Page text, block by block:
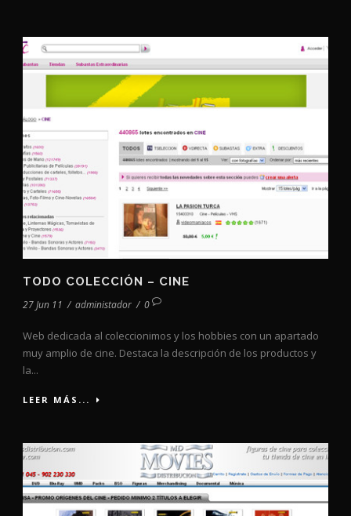
TODO COLECCIÓN – CINE
27 Jun 11 / administador / 0
Web dedicada al coleccionimos y los hobbies con un apartado
muy amplio de cine. Destaca la descripción de los productos y
la...
LEER MÁS...